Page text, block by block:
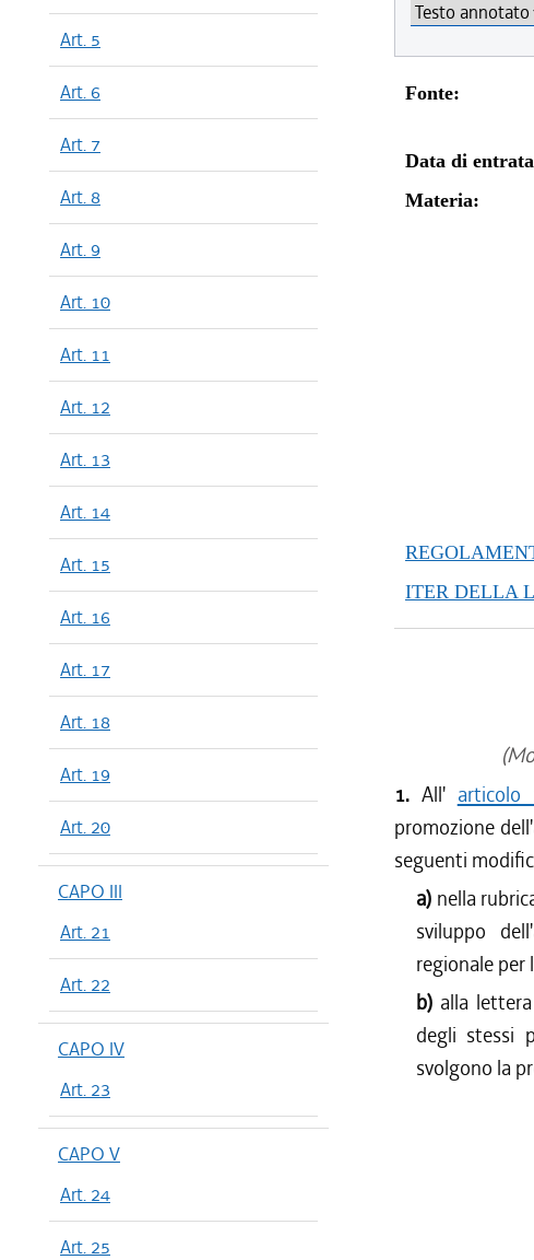
Art. 5
Art. 6
Art. 7
Art. 8
Art. 9
Art. 10
Art. 11
Art. 12
Art. 13
Art. 14
Art. 15
Art. 16
Art. 17
Art. 18
Art. 19
Art. 20
CAPO III
Art. 21
Art. 22
CAPO IV
Art. 23
CAPO V
Art. 24
Art. 25
Fonte:
Data di
Materia:
ITER DELLA
1. All'
promozione
seguenti
a) nella
sviluppo
regionale per
b) alla
degli stessi
svolgono la